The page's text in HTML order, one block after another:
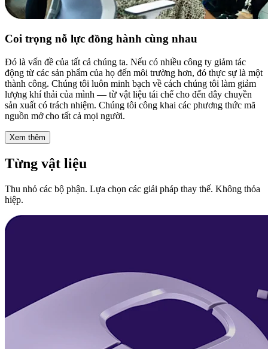
Coi trọng nỗ lực đồng hành cùng nhau
Đó là vấn đề của tất cả chúng ta. Nếu có nhiều công ty giảm tác
động từ các sản phẩm của họ đến môi trường hơn, đó thực sự là một
thành công. Chúng tôi luôn minh bạch về cách chúng tôi làm giảm
lượng khí thải của mình — từ vật liệu tái chế cho đến dây chuyền
sản xuất có trách nhiệm. Chúng tôi công khai các phương thức mã
nguồn mở cho tất cả mọi người.
Xem thêm
Từng vật liệu
Thu nhỏ các bộ phận. Lựa chọn các giải pháp thay thế. Không thỏa
hiệp.